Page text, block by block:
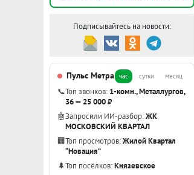
Подписывайтесь на новости:
Пульс Метра час сутки месяц
📞Топ звонков: 1-комн., Металлургов,
36 — 25 000 ₽
🤖Запросили ИИ-разбор:ЖК
МОСКОВСКИЙ КВАРТАЛ
🏢Топ просмотров:Жилой Квартал
“Новация”
🌲Топ посёлков:Князевское